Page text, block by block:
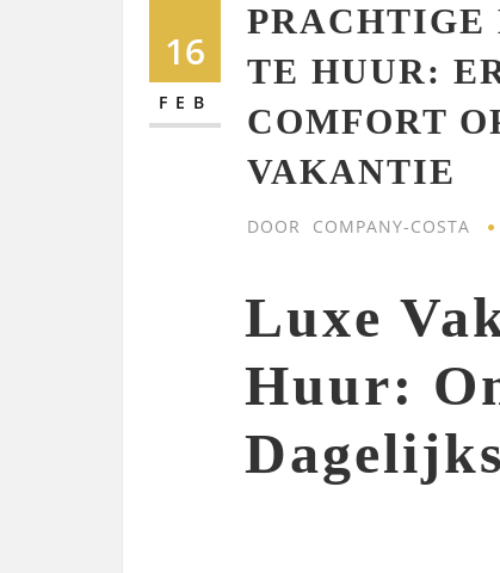
16
FEB
TE HUUR:
COMFORT
VAKANTIE
DOOR COMPANY-COSTA
Luxe
Huur: